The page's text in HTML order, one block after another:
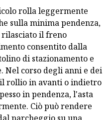
rolla leggermente
sulla minima pendenza,
rilasciato il freno
consentito dalla
di stazionamento e
Nel corso degli anni e dei
rollio in avanti o indietro
in pendenza, l'asta
Ciò può rendere